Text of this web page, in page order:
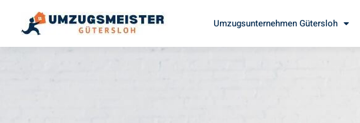
Umzugsunternehmen Gütersloh